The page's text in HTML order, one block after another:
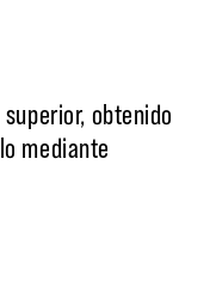
obtenido
mediante